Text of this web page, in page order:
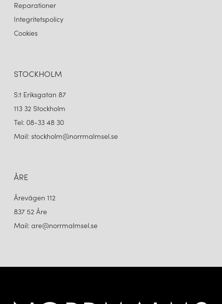
Reparationer
Integritetspolicy
Cookies
STOCKHOLM
S:t Eriksgatan 87
113 32 Stockholm
Tel: 08-33 48 30
Mail: stockholm@norrmalmsel.se
ÅRE
Årevägen 112
837 52 Åre
Mail: are@norrmalmsel.se